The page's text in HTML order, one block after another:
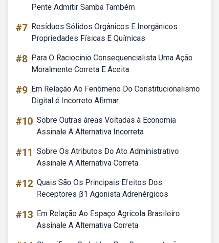
Pente Admitir Samba Também
#7 Resíduos Sólidos Orgânicos E Inorgânicos
Propriedades Físicas E Químicas
#8 Para O Raciocinio Consequencialista Uma Ação
Moralmente Correta E Aceita
#9 Em Relação Ao Fenômeno Do Constitucionalismo
Digital é Incorreto Afirmar
#10 Sobre Outras áreas Voltadas à Economia
Assinale A Alternativa Incorreta
#11 Sobre Os Atributos Do Ato Administrativo
Assinale A Alternativa Correta
#12 Quais São Os Principais Efeitos Dos
Receptores β1 Agonista Adrenérgicos
#13 Em Relação Ao Espaço Agrícola Brasileiro
Assinale A Alternativa Correta